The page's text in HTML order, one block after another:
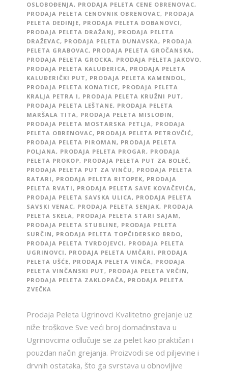
OSLOBOĐENJA, PRODAJA PELETA CENE OBRENOVAC,
PRODAJA PELETA CENOVNIK OBRENOVAC, PRODAJA
PELETA DEDINJE, PRODAJA PELETA DOBANOVCI,
PRODAJA PELETA DRAŽANJ, PRODAJA PELETA
DRAŽEVAC, PRODAJA PELETA DUNAVSKA, PRODAJA
PELETA GRABOVAC, PRODAJA PELETA GROČANSKA,
PRODAJA PELETA GROCKA, PRODAJA PELETA JAKOVO,
PRODAJA PELETA KALUĐERICA, PRODAJA PELETA
KALUĐERIČKI PUT, PRODAJA PELETA KAMENDOL,
PRODAJA PELETA KONATICE, PRODAJA PELETA
KRALJA PETRA I, PRODAJA PELETA KRUŽNI PUT,
PRODAJA PELETA LEŠTANE, PRODAJA PELETA
MARŠALA TITA, PRODAJA PELETA MISLOĐIN,
PRODAJA PELETA MOSTARSKA PETLJA, PRODAJA
PELETA OBRENOVAC, PRODAJA PELETA PETROVČIĆ,
PRODAJA PELETA PIROMAN, PRODAJA PELETA
POLJANA, PRODAJA PELETA PROGAR, PRODAJA
PELETA PROKOP, PRODAJA PELETA PUT ZA BOLEČ,
PRODAJA PELETA PUT ZA VINČU, PRODAJA PELETA
RATARI, PRODAJA PELETA RITOPEK, PRODAJA
PELETA RVATI, PRODAJA PELETA SAVE KOVAČEVIĆA,
PRODAJA PELETA SAVSKA ULICA, PRODAJA PELETA
SAVSKI VENAC, PRODAJA PELETA SENJAK, PRODAJA
PELETA SKELA, PRODAJA PELETA STARI SAJAM,
PRODAJA PELETA STUBLINE, PRODAJA PELETA
SURČIN, PRODAJA PELETA TOPČIDERSKO BRDO,
PRODAJA PELETA TVRDOJEVCI, PRODAJA PELETA
UGRINOVCI, PRODAJA PELETA UMČARI, PRODAJA
PELETA UŠĆE, PRODAJA PELETA VINČA, PRODAJA
PELETA VINČANSKI PUT, PRODAJA PELETA VRČIN,
PRODAJA PELETA ZAKLOPAČA, PRODAJA PELETA
ZVEČKA
Prodaja Peleta Ugrinovci Kvalitetno grejanje uz
niže troškove Sve veći broj domaćinstava u
Ugrinovcima odlučuje se za pelet kao praktičan i
pouzdan način grejanja. Proizvodi se od piljevine i
drvnih ostataka, što ga svrstava u obnovljive